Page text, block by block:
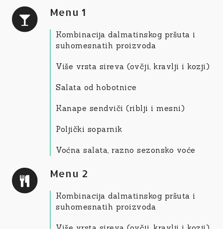
Menu 1
Kombinacija dalmatinskog pršuta i
suhomesnatih proizvoda
Više vrsta sireva (ovčji, kravlji i kozji)
Salata od hobotnice
Kanape sendviči (riblji i mesni)
Poljički soparnik
Voćna salata, razno sezonsko voće
Menu 2
Kombinacija dalmatinskog pršuta i
suhomesnatih proizvoda